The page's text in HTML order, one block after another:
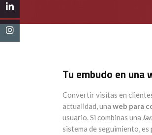
Tu embudo en una
Convertir visitas en
actualidad, una web para
usuario. Si combinas una
sistema de seguimiento,